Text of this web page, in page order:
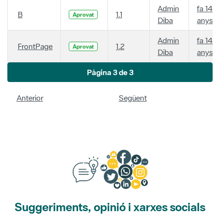
B Aprovat 1.1
Admin
Diba
fa 14
anys
FrontPage Aprovat 1.2
Admin
Diba
fa 14
anys
Pàgina 3 de 3
Anterior Següent
Suggeriments, opinió i xarxes socials